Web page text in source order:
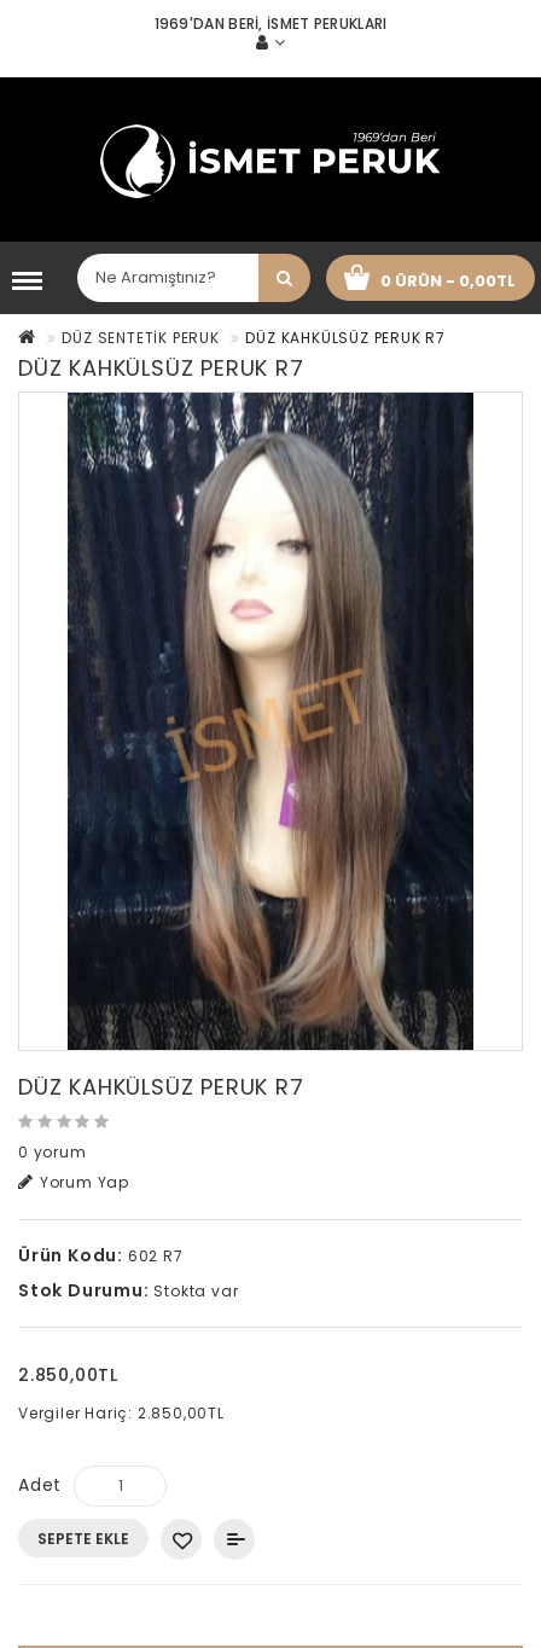
1969'DAN BERI, İSMET PERUKLARI
0 ÜRÜN - 0,00TL
DÜZ SENTETİK PERUK DÜZ KAHKÜLSÜZ PERUK R7
DÜZ KAHKÜLSÜZ PERUK R7
DÜZ KAHKÜLSÜZ PERUK R7
0 yorum
Yorum Yap
Ürün Kodu: 602 R7
Stok Durumu: Stokta var
2.850,00TL
Vergiler Hariç: 2.850,00TL
Adet
SEPETE EKLE